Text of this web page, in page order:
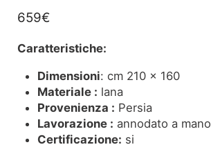
659€
Caratteristiche:
Dimensioni: cm 210 x 160
Materiale : lana
Provenienza : Persia
Lavorazione : annodato a mano
Certificazione: si